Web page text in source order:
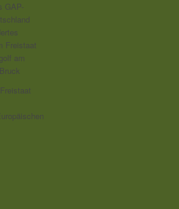
GAP-
Freistaat
am